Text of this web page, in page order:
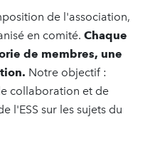
de l'association,
en comité. Chaque
de membres, une
Notre objectif :
collaboration et de
l'ESS sur les sujets du